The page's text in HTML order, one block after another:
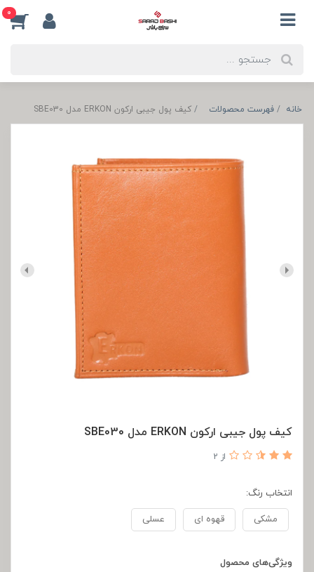
0
خانه فهرست محصولات کیف پول جیبی ارکون ERKON مدل SBE030
کیف پول جیبی ارکون ERKON مدل SBE030
از 2
انتخاب رنگ:
مشکی قهوه ای عسلی
ویژگی‌های محصول